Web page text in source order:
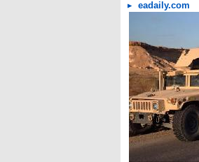
eadaily.com